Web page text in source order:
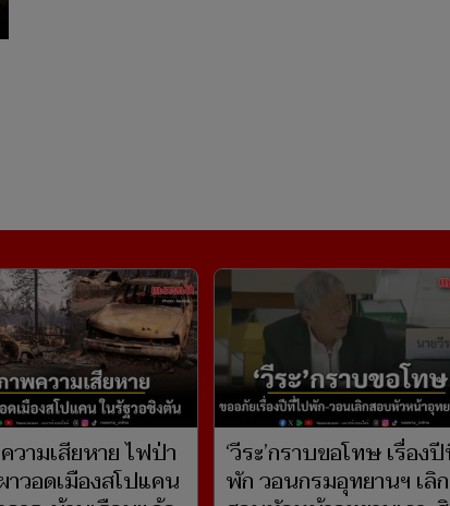
วามเสียหาย ไฟป่า
าวอดเมืองสโปแคน
‘วีระ’กราบขอโทษ เรื่อง
พัก วอนกรมอุทยานฯ เลิก